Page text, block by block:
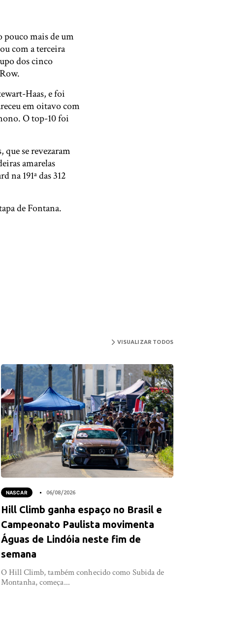
mais de um
com a terceira
dos cinco
Haas, e foi
em oitavo com
O top-10 foi
se revezaram
amarelas
na 191ª das 312
de Fontana.
VISUALIZAR TODOS
NASCAR 06/08/2026
Hill Climb ganha espaço no Brasil e
Campeonato Paulista movimenta
Águas de Lindóia neste fim de
semana
O Hill Climb, também conhecido como Subida de
Montanha, começa...